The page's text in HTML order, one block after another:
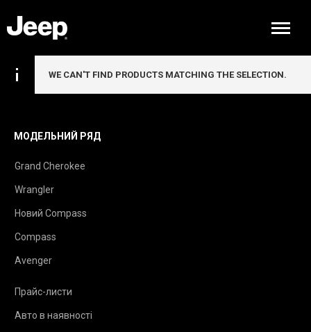
WE CAN'T FIND PRODUCTS MATCHING THE SELECTION.
МОДЕЛЬНИЙ РЯД
Grand Cherokee
Wrangler
Новий Compass
Compass
Avenger
Прайс-листи
Авто в наявності